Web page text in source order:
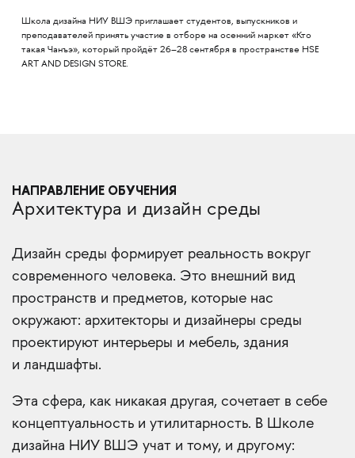
Школа дизайна НИУ ВШЭ приглашает студентов, выпускников и
преподавателей принять участие в отборе на осенний маркет «Кто
такая Чанъэ», который пройдёт 26–28 сентября в пространстве HSE
ART AND DESIGN STORE.
НАПРАВЛЕНИЕ ОБУЧЕНИЯ
Архитектура и дизайн среды
Дизайн среды формирует реальность вокруг
современного человека. Это внешний вид
пространств и предметов, которые нас
окружают: архитекторы и дизайнеры среды
проектируют интерьеры и мебель, здания
и ландшафты.
Эта сфера, как никакая другая, сочетает в себе
концептуальность и утилитарность. В Школе
дизайна НИУ ВШЭ учат и тому, и другому: